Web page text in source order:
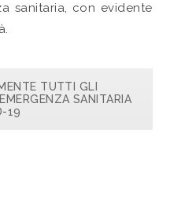
sanitaria, con evidente
TUTTI GLI
SANITARIA
19